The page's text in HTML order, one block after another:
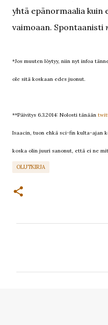
yhtä epänormaalia kuin
vaimoaan. Spontaanisti
*Jos muuten löytyy, niin nyt infoa
ole sitä koskaan edes juonut.
**Päivitys 6.3.2014: Nolosti tänään
Isaacin, tuon ehkä sci-fin kulta-ajan
koska olin juuri sanonut, että ei ne
OLUTKIRJA